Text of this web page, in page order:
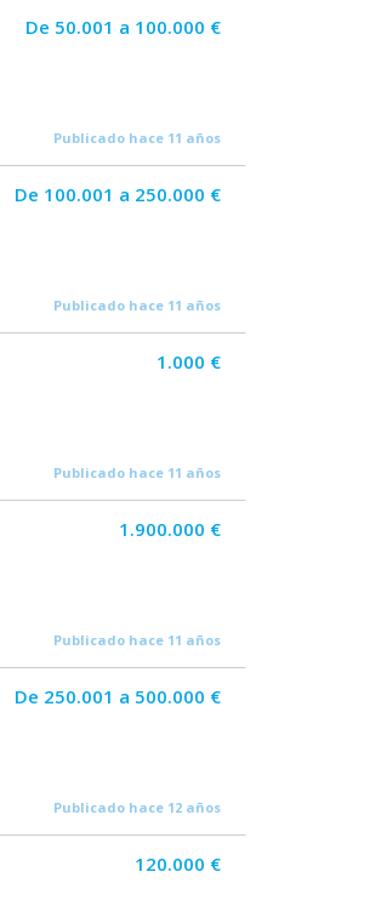
De 50.001 a 100.000 €
Publicado hace 11 años
De 100.001 a 250.000 €
Publicado hace 11 años
1.000 €
Publicado hace 11 años
1.900.000 €
Publicado hace 11 años
De 250.001 a 500.000 €
Publicado hace 12 años
120.000 €